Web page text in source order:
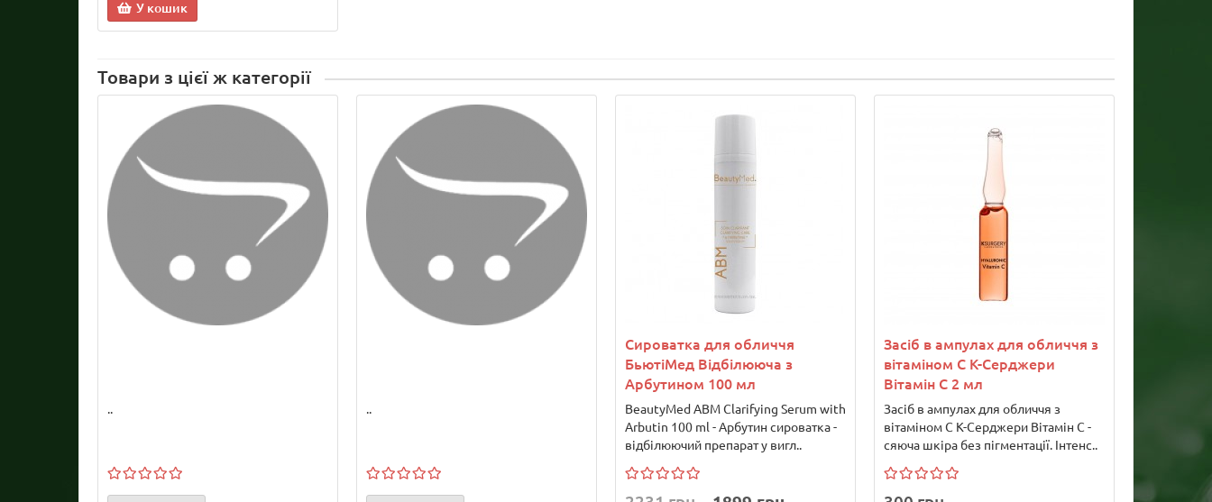
У кошик
Товари з цієї ж категорії
.. ..
Сироватка для обличчя
БьютіМед Відбілююча з
Арбутином 100 мл
BeautyMed ABM Clarifying Serum with
Arbutin 100 ml - Арбутин сироватка -
відбілюючий препарат у вигл..
Засіб в ампулах для обличчя з
вітаміном С К-Серджери
Вітамін С 2 мл
Засіб в ампулах для обличчя з
вітаміном С К-Серджери Вітамін С -
сяюча шкіра без пігментації. Інтенс..